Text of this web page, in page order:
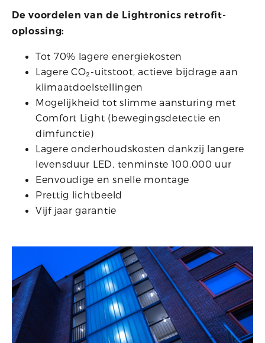
De voordelen van de Lightronics retrofit-
oplossing:
Tot 70% lagere energiekosten
Lagere CO₂-uitstoot, actieve bijdrage aan
klimaatdoelstellingen
Mogelijkheid tot slimme aansturing met
Comfort Light (bewegingsdetectie en
dimfunctie)
Lagere onderhoudskosten dankzij langere
levensduur LED, tenminste 100.000 uur
Eenvoudige en snelle montage
Prettig lichtbeeld
Vijf jaar garantie